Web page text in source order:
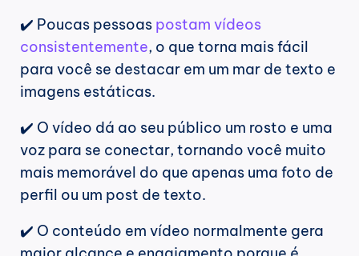
✔️ Poucas pessoas postam vídeos
consistentemente, o que torna mais fácil
para você se destacar em um mar de texto e
imagens estáticas.
✔️ O vídeo dá ao seu público um rosto e uma
voz para se conectar, tornando você muito
mais memorável do que apenas uma foto de
perfil ou um post de texto.
✔️ O conteúdo em vídeo normalmente gera